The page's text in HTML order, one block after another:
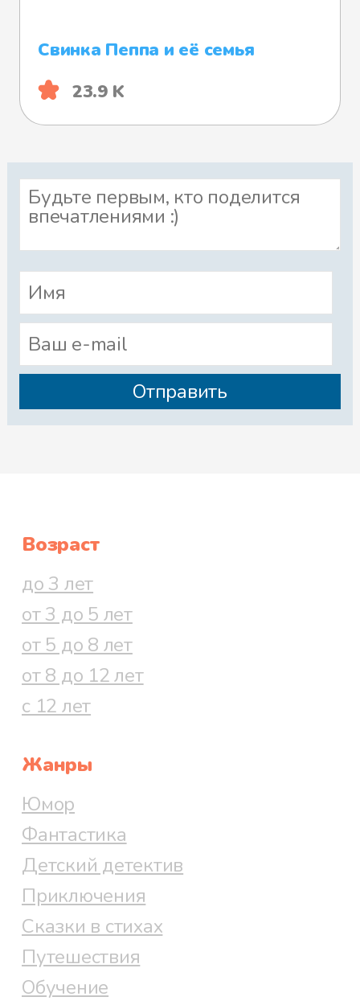
Свинка Пеппа и её семья
23.9 K
Возраст
до 3 лет
от 3 до 5 лет
от 5 до 8 лет
от 8 до 12 лет
с 12 лет
Жанры
Юмор
Фантастика
Детский детектив
Приключения
Сказки в стихах
Путешествия
Обучение